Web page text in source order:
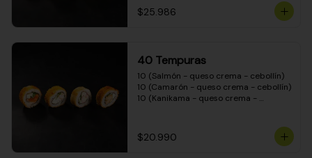
envuelto en queso crema) 10
(Camarón - queso crema - cebollín -
$25.986
40 Tempuras
10 (Salmón - queso crema - cebollín)
10 (Camarón - queso crema - cebollín)
10 (Kanikama - queso crema -
$20.990